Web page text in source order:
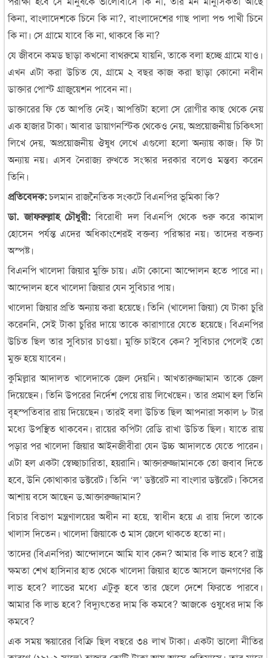
কিনা, বাংলাদেশকে চিনে কি না?, বাংলাদেশের গাছ পালা পশু পাখী চিনে
কি না। সে গ্রামে যাবে কি না, থাকবে কি না?
যে জীবনে কমড ছাড়া কখনো বাথরুমে যায়নি, তাকে বলা হচ্ছে গ্রামে যাও।
এখন এটা করা উচিত যে, গ্রামে ২ বছর কাজ করা ছাড়া কোনো নবীন
ডাক্তার পোস্ট গ্রাজুয়েশন পাবেন না।
ডাক্তারের ফি তে আপত্তি নেই। আপত্তিটা হলো সে রোগীর কাছ থেকে নেয়
এক হাজার টাকা। আবার ডায়াগনস্টিক থেকেও নেয়, অপ্রয়োজনীয় চিকিৎসা
লিখে দেয়, অপ্রয়োজনীয় ঔষুধ লেখে এগুলো হলো অন্যায় কাজ। ফি টা
অন্যায় নয়। এসব নৈরাজ্য রুখতে সংস্কার দরকার বলেও মন্তব্য করেন
তিনি।
প্রতিবেদক:চলমান রাজনৈতিক সংকটে বিএনপির ভূমিকা কি?
ডা. জাফরুল্লাহ চৌধুরী:বিরোধী দল বিএনপি থেকে শুরু করে কামাল
হোসেন পর্যন্ত এদের অধিকাংশেরই বক্তব্য পরিস্কার নয়। তাদের বক্তব্য
অস্পষ্ট।
বিএনপি খালেদা জিয়ার মুক্তি চায়। এটা কোনো আন্দোলন হতে পারে না।
আন্দোলন হবে খালেদা জিয়ার যেন সুবিচার পায়।
খালেদা জিয়ার প্রতি অন্যায় করা হয়েছে। তিনি (খালেদা জিয়া) যে টাকা চুরি
করেননি, সেই টাকা চুরির দায়ে তাকে কারাগারে যেতে হয়েছে। বিএনপির
উচিত ছিল তার সুবিচার চাওয়া। মুক্তি চাইবে কেন? সুবিচার পেলেই তো
মুক্ত হয়ে যাবেন।
কুমিল্লার আদালত খালেদাকে জেল দেয়নি। আখতারুজ্জামান তাকে জেল
দিয়েছেন। তিনি উপরের নির্দেশ পেয়ে রায় লিখেছেন। তার প্রমাণ হল তিনি
বৃহস্পতিবার রায় দিয়েছেন। তারই বলা উচিত ছিল আপনারা সকাল ৮ টার
মধ্যে উপস্থিত থাকবেন। রায়ের কপিটা রেডি রাখা উচিত ছিল। যাতে রায়
পড়ার পর খালেদা জিয়ার আইনজীবীরা যেন উচ্চ আদালতে যেতে পারেন।
এটা হল একটা স্বেচ্ছাচারিতা, হয়রানি। আক্তারুজ্জামানকে তো জবাব দিতে
হবে, উনি কোথাকার ডক্টরেট। তিনি ‘ল’ ডক্টরেট না বাংলার ডক্টরেট। কিসের
আশায় বসে আছেন ড.আক্তারুজ্জামান?
বিচার বিভাগ মন্ত্রণালয়ের অধীন না হয়ে, স্বাধীন হয়ে এ রায় দিলে তাকে
খালাস দিতেন। খালেদা জিয়াকে ৩ মাস জেলে থাকতে হতো না।
তাদের (বিএনপির) আন্দোলনে আমি যাব কেন? আমার কি লাভ হবে? রাষ্ট্র
ক্ষমতা শেখ হাসিনার হাত থেকে খালেদা জিয়ার হাতে আসলে জনগণের কি
লাভ হবে? লাভের মধ্যে এটুকু হবে তার ছেলে দেশে ফিরতে পারবে।
আমার কি লাভ হবে? বিদ্যুৎতের দাম কি কমবে? আজকে ওষুধের দাম কি
কমবে?
এক সময় স্কয়ারের বিক্রি ছিল বছরে ৩৪ লাখ টাকা। একটা ভালো নীতির